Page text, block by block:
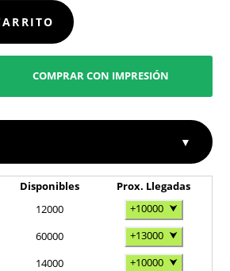
COMPRAR CON IMPRESIÓN
▼
Disponibles
Prox. Llegadas
12000 +10000 ⮟
60000 +13000 ⮟
14000 +10000 ⮟